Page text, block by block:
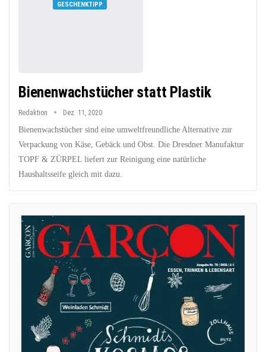
GESCHENKTIPP
Bienenwachstücher statt Plastik
Redaktion Dez. 11, 2020
Bienenwachstücher sind eine umweltfreundliche Alternative zur
Verpackung von Käse, Gebäck und Obst. Die Dresdner Manufaktur
TOPF & ZÜRPEL liefert zur Reinigung eine natürliche
Haushaltsseife gleich mit dazu.